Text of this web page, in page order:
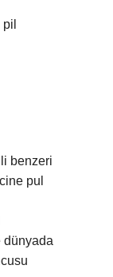
benzeri
pul
dünyada